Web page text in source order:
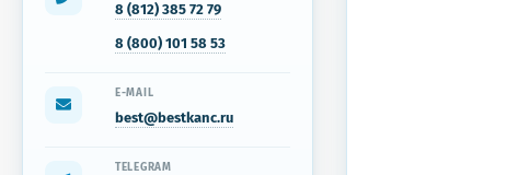
8 (812) 385 72 79
8 (800) 101 58 53
E-MAIL
best@bestkanc.ru
TELEGRAM